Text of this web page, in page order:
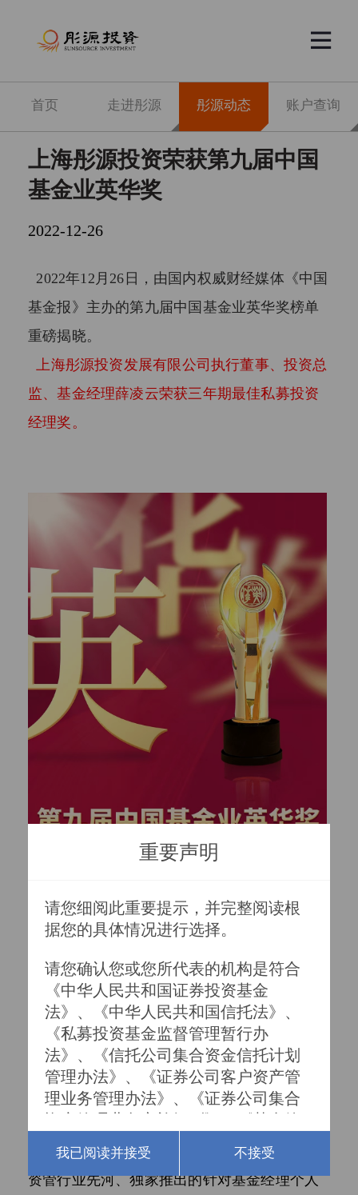

首页 走进彤源 彤源动态 账户查询
上海彤源投资荣获第九届中国
基金业英华奖
2022-12-26
2022年12月26日，由国内权威财经媒体《中国
基金报》主办的第九届中国基金业英华奖榜单
重磅揭晓。
上海彤源投资发展有限公司执行董事、投资总
监、基金经理薛凌云荣获三年期最佳私募投资
经理奖。
英华奖是2014年，中国基金报创刊伊始，即开
资管行业先河、独家推出的针对基金经理个人
重要声明
请您细阅此重要提示，并完整阅读根
据您的具体情况进行选择。
请您确认您或您所代表的机构是符合
《中华人民共和国证券投资基金
法》、《中华人民共和国信托法》、
《私募投资基金监督管理暂行办
法》、《信托公司集合资金信托计划
管理办法》、《证券公司客户资产管
理业务管理办法》、《证券公司集合
法》及其他相关法律法规所认定的合
格投资者。
我已阅读并接受 不接受